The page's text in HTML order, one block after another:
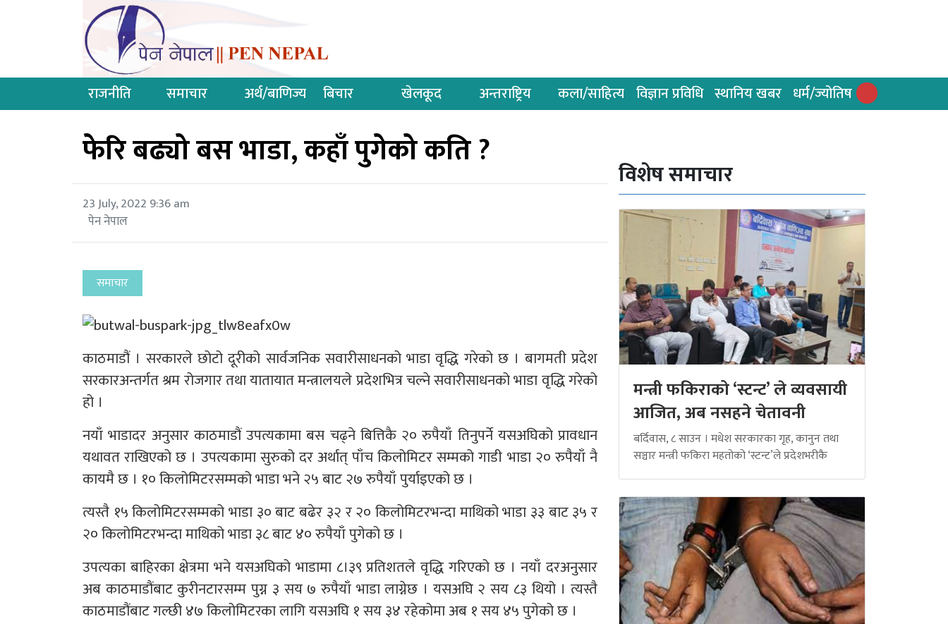
राजनीति समाचार अर्थ/बाणिज्य बिचार खेलकूद अन्तराष्ट्रिय कला/साहित्य विज्ञान प्रविधि स्थानिय खबर धर्म/ज्योतिष
फेरि बढ्यो बस भाडा, कहाँ पुगेको कति ?
23 July, 2022 9:36 am
पेन नेपाल
समाचार
काठमाडौं । सरकारले छोटो दूरीको सार्वजनिक सवारीसाधनको भाडा वृद्धि गरेको छ । बागमती प्रदेश
सरकारअन्तर्गत श्रम रोजगार तथा यातायात मन्त्रालयले प्रदेशभित्र चल्ने सवारीसाधनको भाडा वृद्धि गरेको
हो ।
नयाँ भाडादर अनुसार काठमाडौं उपत्यकामा बस चढ्ने बित्तिकै २० रुपैयाँ तिनुपर्ने यसअघिको प्रावधान
यथावत राखिएको छ । उपत्यकामा सुरुको दर अर्थात् पाँच किलोमिटर सम्मको गाडी भाडा २० रुपैयाँ नै
कायमै छ । १० किलोमिटरसम्मको भाडा भने २५ बाट २७ रुपैयाँ पुर्याइएको छ ।
त्यस्तै १५ किलोमिटरसम्मको भाडा ३० बाट बढेर ३२ र २० किलोमिटरभन्दा माथिको भाडा ३३ बाट ३५ र
२० किलोमिटरभन्दा माथिको भाडा ३८ बाट ४० रुपैयाँ पुगेको छ ।
उपत्यका बाहिरका क्षेत्रमा भने यसअघिको भाडामा ८।३९ प्रतिशतले वृद्धि गरिएको छ । नयाँ दरअनुसार
अब काठमाडौंबाट कुरीनटारसम्म पुग्न ३ सय ७ रुपैयाँ भाडा लाग्नेछ । यसअघि २ सय ८३ थियो । त्यस्तै
काठमाडौंबाट गल्छी ४७ किलोमिटरका लागि यसअघि १ सय ३४ रहेकोमा अब १ सय ४५ पुगेको छ ।
विशेष समाचार
मन्त्री फकिराको ‘स्टन्ट’ ले व्यवसायी
आजित, अब नसहने चेतावनी
बर्दिवास, ८ साउन । मधेश सरकारका गृह, कानुन तथा
सञ्चार मन्त्री फकिरा महतोको ‘स्टन्ट’ले प्रदेशभरीकै